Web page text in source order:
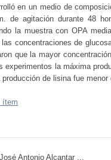
en un medio de
de agitación durante 48
la muestra con OPA
concentraciones de
que la mayor
experimentos la máxima
de lisina fue menor
ítem
José Antonio Alcantar ...